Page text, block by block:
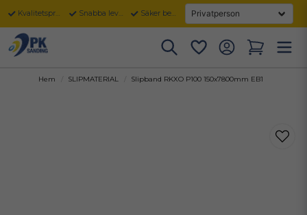
Kvalitetsprodukter Snabba leveranser Säker betalning
Hem SLIPMATERIAL Slipband RKXO P100 150x7800mm EB1